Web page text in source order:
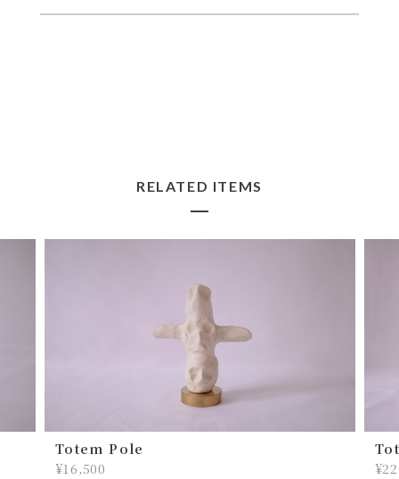
コンパクトかつデザインの良いレザー財布を探し
初めては手帳カバーを購入させていただき、次に
お財布、そして今回こちらを購入させていただき
ました！ キーケースでしっくりくるものがずっと
見つからず、今回こちらに出逢って、これだ！！
って思いました。 実際に届いたら可愛いとカッコ
イイが混ざっていて、 最高でした！使っていって
味が出てくるのも楽しみです！
そんな流れだったのですね〜！ いろ
んなお客さんたちの声を聞いている
RELATED ITEMS
Totem Pole
¥16,500